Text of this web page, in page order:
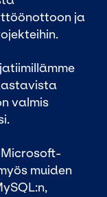
ja
valmis
muiden